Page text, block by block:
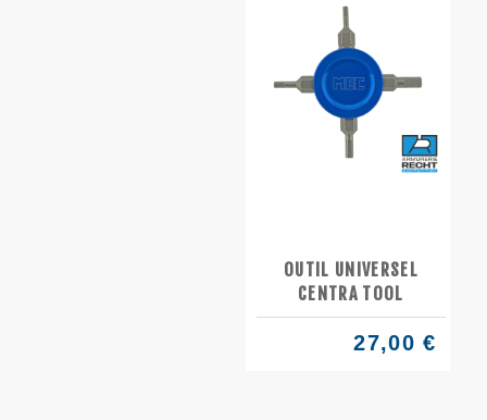
OUTIL UNIVERSEL
CENTRA TOOL
27,00 €